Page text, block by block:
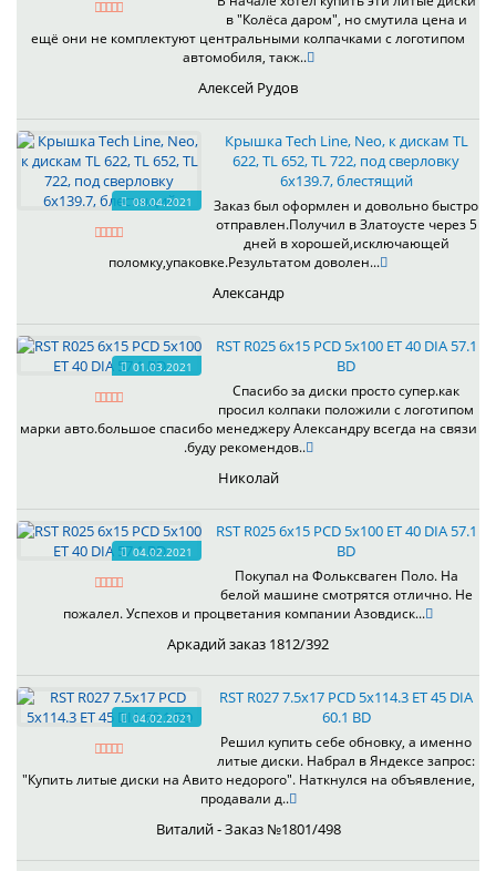
в "Колёса даром", но смутила цена и
ещё они не комплектуют центральными колпачками с логотипом
автомобиля, такж..
Алексей Рудов
08.04.2021
Крышка Tech Line, Neo, к дискам TL
622, TL 652, TL 722, под сверловку
6х139.7, блестящий
Заказ был оформлен и довольно быстро
отправлен.Получил в Златоусте через 5
дней в хорошей,исключающей
поломку,упаковке.Результатом доволен...
Александр
01.03.2021
RST R025 6x15 PCD 5x100 ET 40 DIA 57.1
BD
Спасибо за диски просто супер.как
просил колпаки положили с логотипом
марки авто.большое спасибо менеджеру Александру всегда на связи
.буду рекомендов..
Николай
04.02.2021
RST R025 6x15 PCD 5x100 ET 40 DIA 57.1
BD
Покупал на Фольксваген Поло. На
белой машине смотрятся отлично. Не
пожалел. Успехов и процветания компании Азовдиск...
Аркадий заказ 1812/392
04.02.2021
RST R027 7.5x17 PCD 5x114.3 ET 45 DIA
60.1 BD
Решил купить себе обновку, а именно
литые диски. Набрал в Яндексе запрос:
"Купить литые диски на Авито недорого". Наткнулся на объявление,
продавали д..
Виталий - Заказ №1801/498